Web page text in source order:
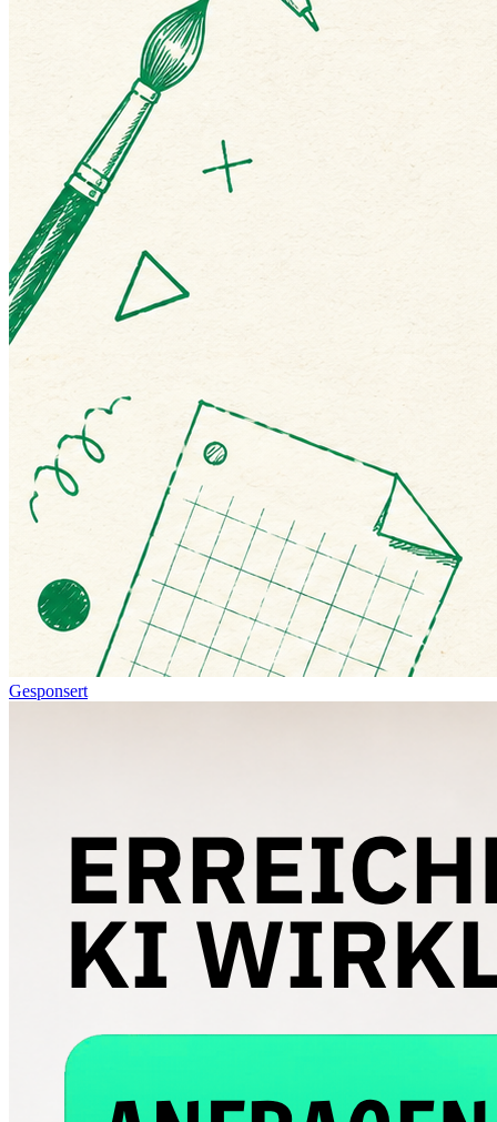
Gesponsert